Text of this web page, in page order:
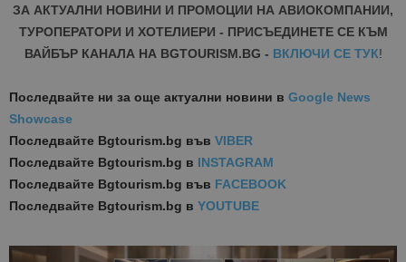
ЗА АКТУАЛНИ НОВИНИ И ПРОМОЦИИ НА АВИОКОМПАНИИ,
ТУРОПЕРАТОРИ И ХОТЕЛИЕРИ - ПРИСЪЕДИНЕТЕ СЕ КЪМ
ВАЙБЪР КАНАЛА НА BGTOURISM.BG - ВКЛЮЧИ СЕ ТУК!
Последвайте ни за още актуални новини в Google News
Showcase
Последвайте Bgtourism.bg във VIBER
Последвайте Bgtourism.bg в INSTAGRAM
Последвайте Bgtourism.bg във FACEBOOK
Последвайте Bgtourism.bg в YOUTUBE